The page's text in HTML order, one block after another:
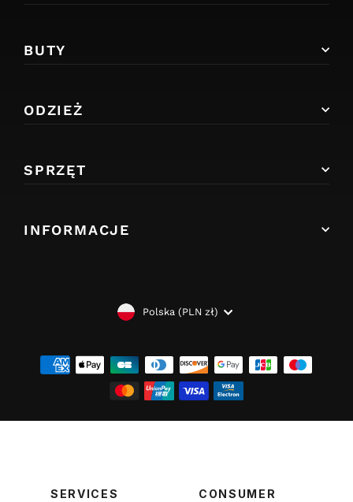
BUTY
ODZIEŻ
SPRZĘT
INFORMACJE
WALUTA
Polska (PLN zł)
SERVICES CONSUMER